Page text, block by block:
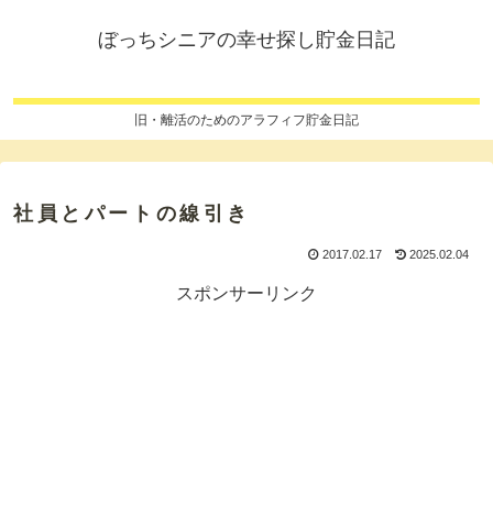
ぼっちシニアの幸せ探し貯金日記
旧・離活のためのアラフィフ貯金日記
社員とパートの線引き
2017.02.17 2025.02.04
スポンサーリンク